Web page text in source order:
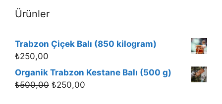
Ürünler
Trabzon Çiçek Balı (850 kilogram)
₺250,00
Organik Trabzon Kestane Balı (500 g)
₺500,00 ₺250,00